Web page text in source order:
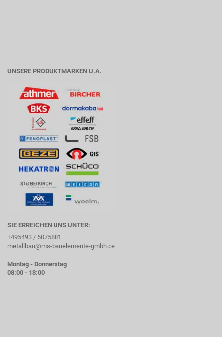
UNSERE PRODUKTMARKEN U.A.
SIE ERREICHEN UNS UNTER:
+495493 / 6075801
metallbau@ms-bauelemente-gmbh.de
Montag - Donnerstag
08:00 - 13:00